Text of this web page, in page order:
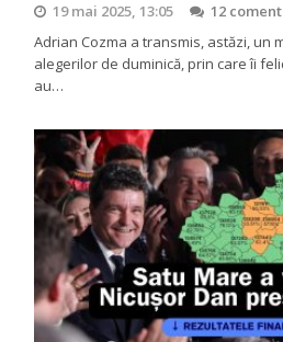
19 mai 2025, 13:05
12
Adrian Cozma a transmis, astăzi, un
alegerilor de duminică, prin care îi
au…